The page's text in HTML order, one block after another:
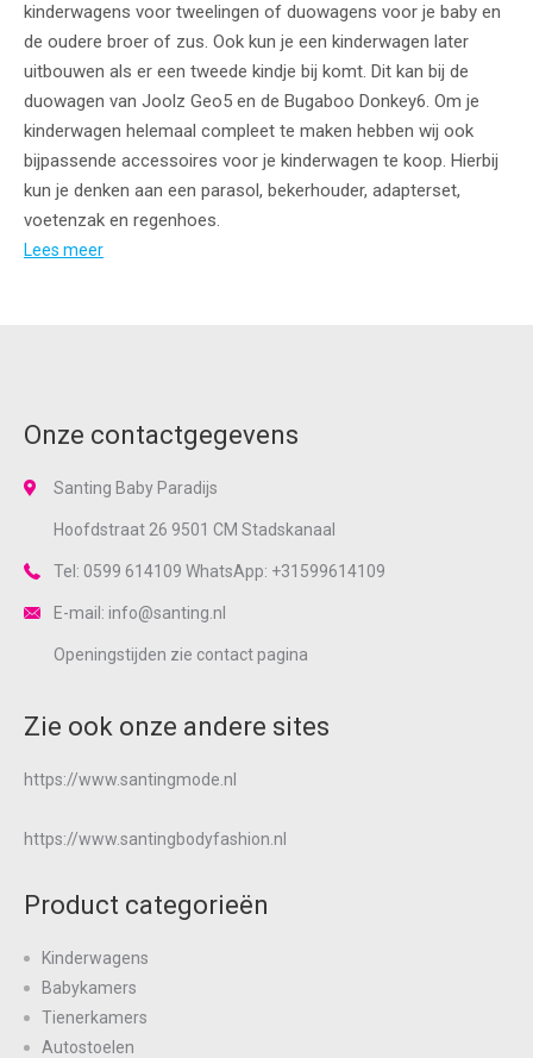
kinderwagens voor tweelingen of duowagens voor je baby en
de oudere broer of zus. Ook kun je een kinderwagen later
uitbouwen als er een tweede kindje bij komt. Dit kan bij de
duowagen van Joolz Geo5 en de Bugaboo Donkey6. Om je
kinderwagen helemaal compleet te maken hebben wij ook
bijpassende accessoires voor je kinderwagen te koop. Hierbij
kun je denken aan een parasol, bekerhouder, adapterset,
voetenzak en regenhoes.
Lees meer
Onze contactgegevens
Santing Baby Paradijs
Hoofdstraat 26 9501 CM Stadskanaal
Tel: 0599 614109 WhatsApp: +31599614109
E-mail: info@santing.nl
Openingstijden zie contactpagina
Zie ook onze andere sites
https://www.santingmode.nl
https://www.santingbodyfashion.nl
Product categorieën
Kinderwagens
Babykamers
Tienerkamers
Autostoelen